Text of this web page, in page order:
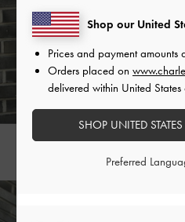
Sac porté épaule carré à bouton-
Shop our United
Prices and payment amounts
Orders placed on
delivered within United
SHOP UNITED
Preferred